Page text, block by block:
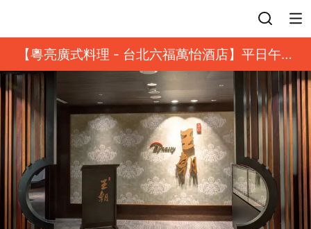
【粵亮廣式料理 - 台北六福萬怡酒店】平日午餐
8 折起｜靓港點套餐